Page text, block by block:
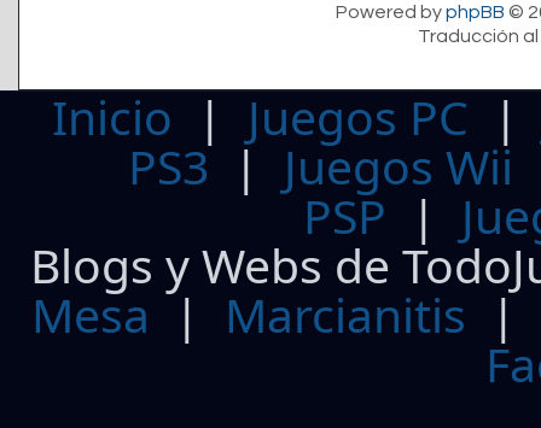
Powered byphpBB ©
Traducción
Inicio | Juegos PC
PS3| Juegos Wii
PSP |
Blogs y Webs de
Mesa | Marcianitis |